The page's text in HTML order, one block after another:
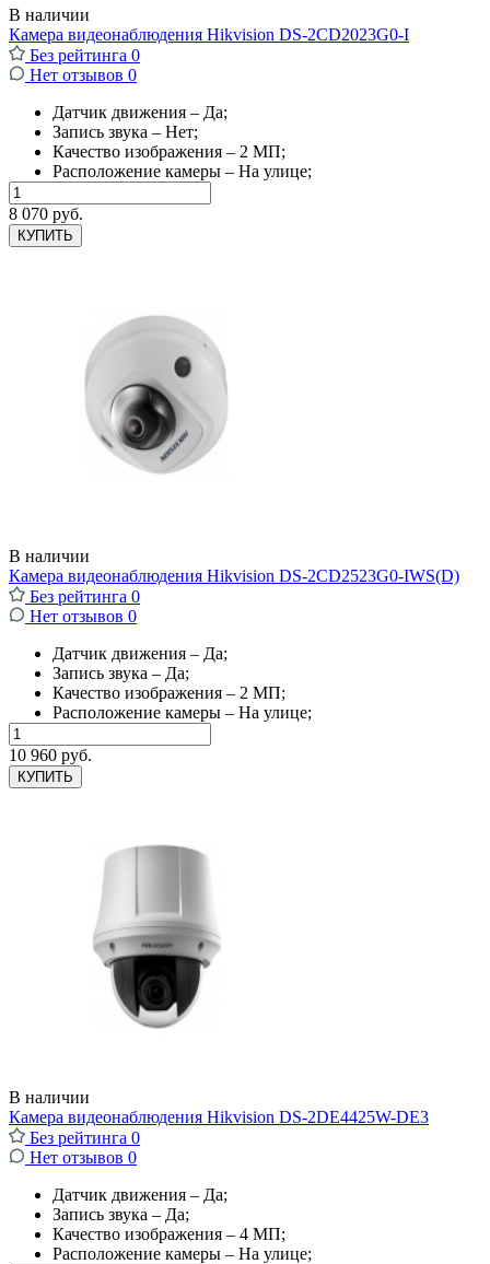
В наличии
Камера видеонаблюдения Hikvision DS-2CD2023G0-I
Без рейтинга 0
Нет отзывов 0
Датчик движения – Да;
Запись звука – Нет;
Качество изображения – 2 МП;
Расположение камеры – На улице;
8 070 руб.
КУПИТЬ
В наличии
Камера видеонаблюдения Hikvision DS-2CD2523G0-IWS(D)
Без рейтинга 0
Нет отзывов 0
Датчик движения – Да;
Запись звука – Да;
Качество изображения – 2 МП;
Расположение камеры – На улице;
10 960 руб.
КУПИТЬ
В наличии
Камера видеонаблюдения Hikvision DS-2DE4425W-DE3
Без рейтинга 0
Нет отзывов 0
Датчик движения – Да;
Запись звука – Да;
Качество изображения – 4 МП;
Расположение камеры – На улице;